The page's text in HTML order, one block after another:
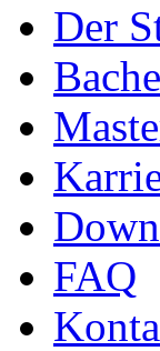
Der
FAQ